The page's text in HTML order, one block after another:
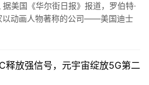
美国《华尔街日报》报道，罗伯特·
以动画人物著称的公司——美国迪士
这位前迪士尼公司CEO表示，他…
释放强信号，元宇宙绽放5G第二